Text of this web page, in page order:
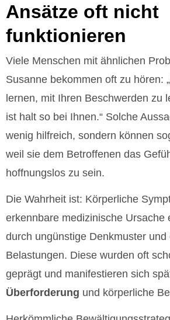
Ansätze oft nicht
funktionieren
Viele Menschen mit ähnlichen
Susanne bekommen oft zu hören:
lernen, mit Ihren Beschwerden zu
ist halt so bei Ihnen.“ Solche
wenig hilfreich, sondern können
weil sie dem Betroffenen das
hoffnungslos zu sein.
Die Wahrheit ist: Körperliche
erkennbare medizinische Ursache
durch ungünstige Denkmuster und
Belastungen. Diese wurden oft
geprägt und manifestieren sich
Überforderung und körperliche